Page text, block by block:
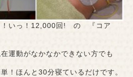
！いっ！12,000回! の 『コア
運動がなかなかできない方でも
！ほんと30分寝ているだけです。